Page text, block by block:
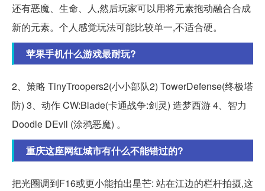
还有恶魔、生命、人,然后玩家可以用将元素拖动融合合成
新的元素。个人感觉玩法可能比较单一,不适合硬。
苹果手机什么游戏最耐玩?
2、策略 TinyTroopers2(小小部队2) TowerDefense(终极塔
防) 3、动作 CW:Blade(卡通战争:剑灵) 造梦西游 4、智力
Doodle DEvil (涂鸦恶魔) 。
重庆这座网红城市有什么不能错过的?
把光圈调到F16或更小能拍出星芒: 站在江边的栏杆拍摄,这